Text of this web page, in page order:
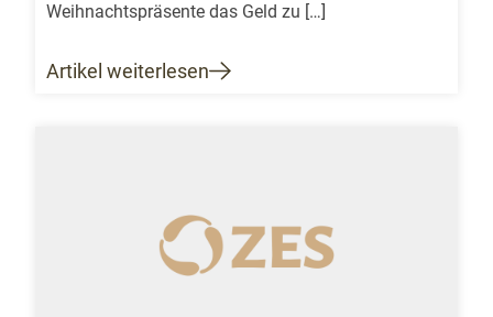
Weihnachtspräsente das Geld zu […]
Artikel weiterlesen